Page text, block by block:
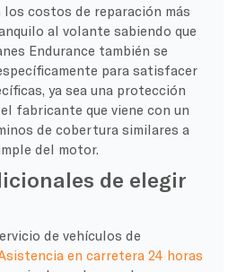
los costos de reparación más
al volante sabiendo que
Endurance también se
para satisfacer
ya sea una protección
fabricante que viene con un
de cobertura similares a
del motor.
de elegir
de vehículos de
en carretera 24 horas